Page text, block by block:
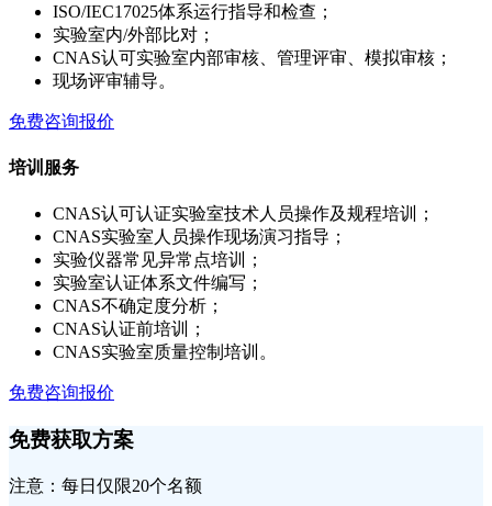
ISO/IEC17025体系运行指导和检查；
实验室内/外部比对；
CNAS认可实验室内部审核、管理评审、模拟审核；
现场评审辅导。
免费咨询报价
培训服务
CNAS认可认证实验室技术人员操作及规程培训；
CNAS实验室人员操作现场演习指导；
实验仪器常见异常点培训；
实验室认证体系文件编写；
CNAS不确定度分析；
CNAS认证前培训；
CNAS实验室质量控制培训。
免费咨询报价
免费获取方案
注意：每日仅限20个名额